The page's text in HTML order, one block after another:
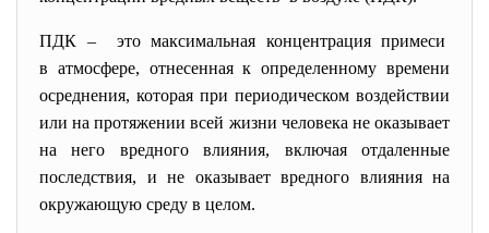
ПДК – это максимальная концентрация примеси
в атмосфере, отнесенная к определенному времени
осреднения, которая при периодическом воздействии
или на протяжении всей жизни человека не оказывает
на него вредного влияния, включая отдаленные
последствия, и не оказывает вредного влияния на
окружающую среду в целом.